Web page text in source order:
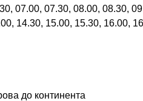
07.00, 07.30, 08.00, 08.30,
14.30, 15.00, 15.30, 16.00,
до континента